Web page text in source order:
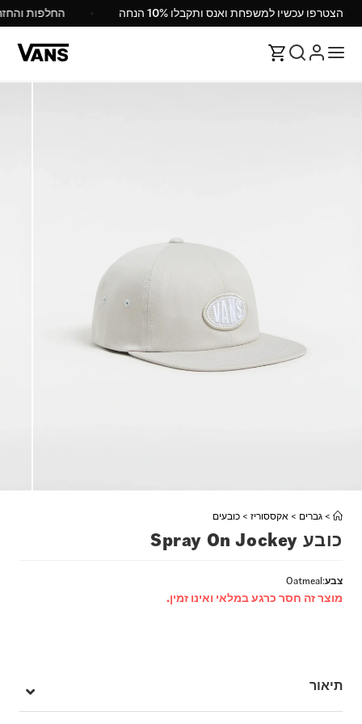
הצטרפו עכשיו למשפחת ואנס ותקבלו 10% הנחה החלפות
> גברים > אקססוריז > כובעים
כובע Spray On Jockey
צבע:
Oatmeal
מוצר זה חסר כרגע במלאי ואינו זמין.
תיאור